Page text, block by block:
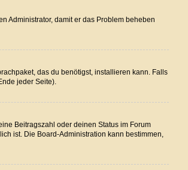
Administrator, damit er das Problem beheben
das du benötigst, installieren kann. Falls
jeder Seite).
Beitragszahl oder deinen Status im Forum
ist. Die Board-Administration kann bestimmen,